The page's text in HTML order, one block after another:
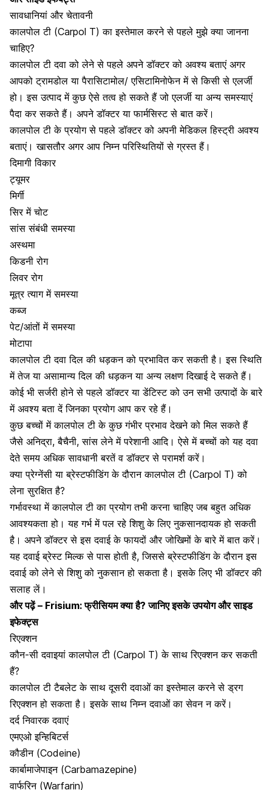
सावधानियां और चेतावनी
कालपोल टी (Carpol T) का इस्तेमाल करने से पहले मुझे क्या जानना
चाहिए?
कालपोल टी दवा को लेने से पहले अपने डॉक्टर को अवश्य बताएं अगर
आपको ट्रामडोल या पैरासिटामोल/ एसिटामिनोफेन में से किसी से एलर्जी
हो। इस उत्पाद में कुछ ऐसे तत्व हो सकते हैं जो एलर्जी या अन्य समस्याएं
पैदा कर सकते हैं। अपने डॉक्टर या फार्मसिस्ट से बात करें।
कालपोल टी के प्रयोग से पहले डॉक्टर को अपनी मेडिकल हिस्ट्री अवश्य
बताएं। खासतौर अगर आप निम्न परिस्थितियों से ग्रस्त हैं।
दिमागी विकार
ट्यूमर
मिर्गी
सिर में चोट
सांस संबंधी समस्या
अस्थमा
किडनी रोग
लिवर रोग
मूत्र त्याग में समस्या
कब्ज
पेट/आंतों में समस्या
मोटापा
कालपोल टी दवादिल की धड़कनको प्रभावित कर सकती है। इस स्थिति
में तेज या असामान्य दिल की धड़कन या अन्य लक्षण दिखाई दे सकते हैं।
कोई भी सर्जरी होने से पहले डॉक्टर या डेंटिस्ट को उन सभी उत्पादों के बारे
में अवश्य बता दें जिनका प्रयोग आप कर रहे हैं।
कुछ बच्चों में कालपोल टी के कुछ गंभीर प्रभाव देखने को मिल सकते हैं
जैसे अनिद्रा, बैचैनी, सांस लेने में परेशानी आदि। ऐसे में बच्चों को यह दवा
देते समय अधिक सावधानी बरतें व डॉक्टर से परामर्श करें।
क्या प्रेग्नेंसी या ब्रेस्टफीडिंग के दौरानकालपोल टी (Carpol T) को
लेना सुरक्षित है?
गर्भावस्था में कालपोल टी का प्रयोग तभी करना चाहिए जब बहुत अधिक
आवश्यकता हो। यह गर्भ में पल रहे शिशु के लिए नुकसानदायक हो सकती
है। अपने डॉक्टर से इस दवाई के फायदों और जोखिमों के बारे में बात करें।
यह दवाई ब्रेस्ट मिल्क से पास होती है, जिससे ब्रेस्टफीडिंग के दौरान इस
दवाई को लेने से शिशु को नुकसान हो सकता है। इसके लिए भी डॉक्टर की
सलाह लें।
और पढ़ें – Frisium: फ्रीसियम क्या है? जानिए इसके उपयोग और साइड
इफेक्ट्स
रिएक्शन
कौन-सी दवाइयां कालपोल टी (Carpol T) के साथ रिएक्शन कर सकती
हैं?
कालपोल टी टैबलेट के साथ दूसरी दवाओं का इस्तेमाल करने से ड्रग
रिएक्शन हो सकता है। इसके साथ निम्न दवाओं का सेवन न करें।
दर्द निवारक दवाएं
एमएओ इन्हिबिटर्स
कौडीन (Codeine)
कार्बामाजेपाइन (Carbamazepine)
वार्फरिन (Warfarin)